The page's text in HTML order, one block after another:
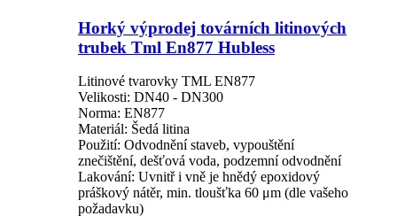
Horký výprodej továrních litinových
trubek Tml En877 Hubless
Litinové tvarovky TML EN877
Velikosti: DN40 - DN300
Norma: EN877
Materiál: Šedá litina
Použití: Odvodnění staveb, vypouštění
znečištění, dešťová voda, podzemní odvodnění
Lakování: Uvnitř i vně je hnědý epoxidový
práškový nátěr, min. tloušťka 60 μm (dle vašeho
požadavku)